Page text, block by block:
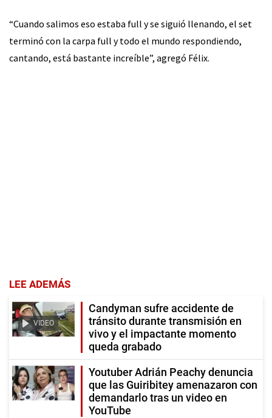
“Cuando salimos eso estaba full y se siguió llenando, el set
terminó con la carpa full y todo el mundo respondiendo,
cantando, está bastante increíble”, agregó Félix.
LEE ADEMÁS
VIDEO
Candyman sufre accidente de
tránsito durante transmisión en
vivo y el impactante momento
queda grabado
Youtuber Adrián Peachy denuncia
que las Guiribitey amenazaron con
demandarlo tras un video en
YouTube